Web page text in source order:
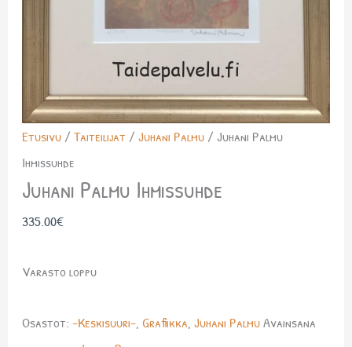
Etusivu/ Taiteilijat / Juhani Palmu/ Juhani Palmu
Ihmissuhde
Juhani Palmu Ihmissuhde
335.00€
Varasto loppu
Osastot: -Keskisuuri-, Grafiikka, Juhani PalmuAvainsana